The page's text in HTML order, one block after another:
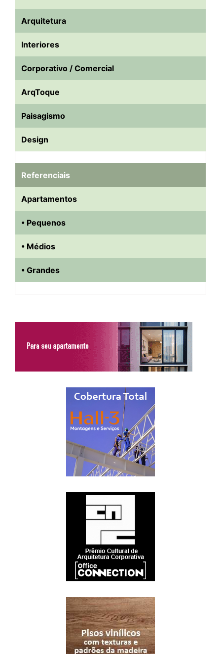
Arquitetura
Interiores
Corporativo / Comercial
ArqToque
Paisagismo
Design
Referenciais
Apartamentos
• Pequenos
• Médios
• Grandes